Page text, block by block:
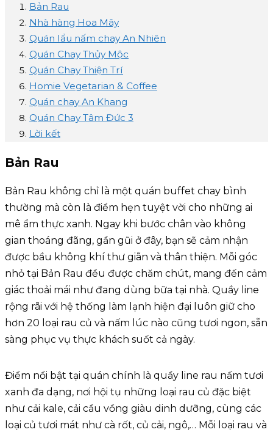
Bản Rau
Nhà hàng Hoa Mây
Quán lẩu nấm chay An Nhiên
Quán Chay Thủy Mộc
Quán Chay Thiện Trí
Homie Vegetarian & Coffee
Quán chay An Khang
Quán Chay Tâm Đức 3
Lời kết
Bản Rau
Bản Rau không chỉ là một quán buffet chay bình
thường mà còn là điểm hẹn tuyệt vời cho những ai
mê ẩm thực xanh. Ngay khi bước chân vào không
gian thoáng đãng, gần gũi ở đây, bạn sẽ cảm nhận
được bầu không khí thư giãn và thân thiện. Mỗi góc
nhỏ tại Bản Rau đều được chăm chút, mang đến cảm
giác thoải mái như đang dùng bữa tại nhà. Quầy line
rộng rãi với hệ thống làm lạnh hiện đại luôn giữ cho
hơn 20 loại rau củ và nấm lúc nào cũng tươi ngon, sẵn
sàng phục vụ thực khách suốt cả ngày.
Điểm nổi bật tại quán chính là quầy line rau nấm tươi
xanh đa dạng, nơi hội tụ những loại rau củ đặc biệt
như cải kale, cải cầu vồng giàu dinh dưỡng, cùng các
loại củ tươi mát như cà rốt, củ cải, ngô,… Mỗi loại rau và